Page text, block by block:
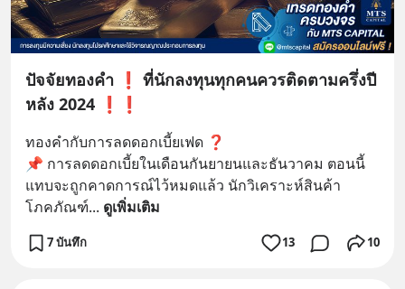
ปัจจัยทองคำ ❗ ที่นักลงทุนทุกคนควรติดตามครึ่งปี
หลัง 2024 ❗❗
ทองคำกับการลดดอกเบี้ยเฟด ❓
📌 การลดดอกเบี้ยในเดือนกันยายนและธันวาคม ตอนนี้
แทบจะถูกคาดการณ์ไว้หมดแล้ว นักวิเคราะห์สินค้า
โภคภัณฑ์... ดูเพิ่มเติม
7 บันทึก 13 10